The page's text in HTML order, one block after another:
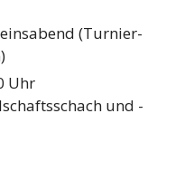
(Turnier-
Uhr
und -